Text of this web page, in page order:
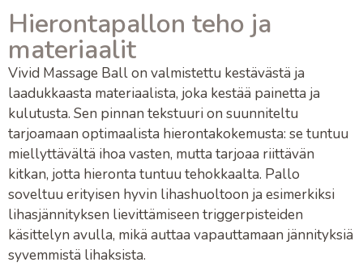
Hierontapallon teho ja
materiaalit
Vivid Massage Ballon valmistettu kestävästä ja
laadukkaasta materiaalista, joka kestää painetta ja
kulutusta. Sen pinnan tekstuuri on suunniteltu
tarjoamaan optimaalista hierontakokemusta: se tuntuu
miellyttävältä ihoa vasten, mutta tarjoaa riittävän
kitkan, jotta hieronta tuntuu tehokkaalta. Pallo
soveltuu erityisen hyvin lihashuoltoon ja esimerkiksi
lihasjännityksen lievittämiseen triggerpisteiden
käsittelyn avulla, mikä auttaa vapauttamaan jännityksiä
syvemmistä lihaksista.